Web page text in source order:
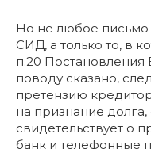
Но не любое письмо
СИД, а только то, в
п.20
поводу сказано,
претензию
на признание
свидетельствует о
банк и телефонные